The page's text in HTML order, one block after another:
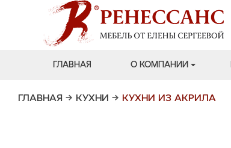
ГЛАВНАЯ О КОМПАНИИ
ГЛАВНАЯ → КУХНИ → КУХНИ ИЗ АКРИЛА